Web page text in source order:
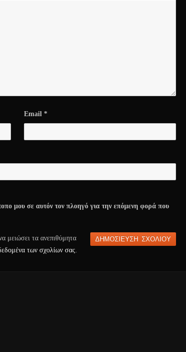
Email *
μου σε αυτόν τον πλοηγό για την επόμενη φορά που
μειώσει τα ανεπιθύμητα
των σχολίων σας.